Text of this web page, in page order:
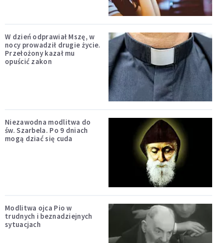
W dzień odprawiał Mszę, w
nocy prowadził drugie życie.
Przełożony kazał mu
opuścić zakon
Niezawodna modlitwa do
św. Szarbela. Po 9 dniach
mogą dziać się cuda
Modlitwa ojca Pio w
trudnych i beznadziejnych
sytuacjach